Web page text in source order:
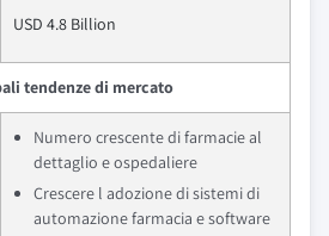
USD 4.8 Billion
tendenze di mercato
Numero crescente di farmacie al
dettaglio e ospedaliere
Crescere l adozione di sistemi di
automazione farmacia e software